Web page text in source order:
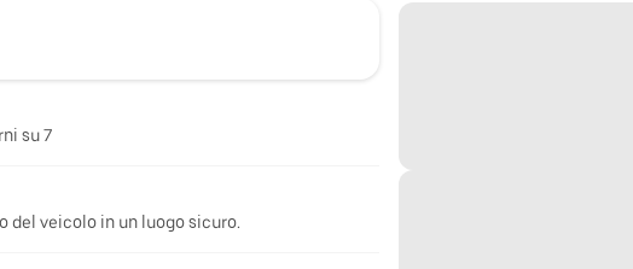
su 7
del veicolo in un luogo sicuro.